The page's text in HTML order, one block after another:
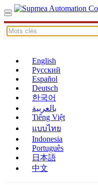
English
Русский
Español
Deutsch
한국어
بالعربية
Tiếng Việt
แบบไทย
Indonesia
Português
日本語
中文